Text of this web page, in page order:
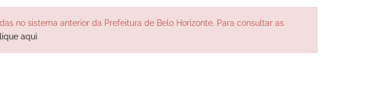
no sistema anterior da Prefeitura de Belo Horizonte. Para consultar as
aqui.